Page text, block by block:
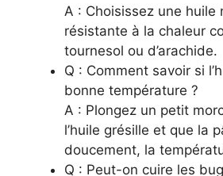
A : Choisissez une huile
résistante à la chaleur
tournesol ou d’arachide.
Q : Comment savoir si
bonne température ?
A : Plongez un petit
l’huile grésille et que la
doucement, la
Q : Peut-on cuire les